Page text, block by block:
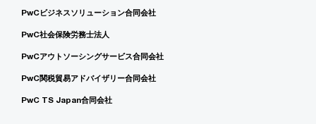
PwCビジネスソリューション合同会社
PwC社会保険労務士法人
PwCアウトソーシングサービス合同会社
PwC関税貿易アドバイザリー合同会社
PwC TS Japan合同会社